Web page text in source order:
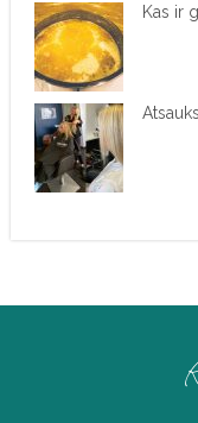
Kas ir